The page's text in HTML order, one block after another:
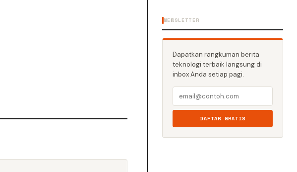
NEWSLETTER
Dapatkan rangkuman berita
teknologi terbaik langsung di
inbox Anda setiap pagi.
DAFTAR GRATIS